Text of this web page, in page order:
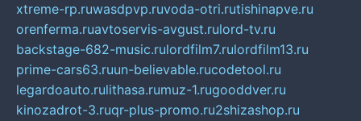
xtreme-rp.ruwasdpvp.ruvoda-otri.rutishinapve.ru
orenferma.ruavtoservis-avgust.rulord-tv.ru
backstage-682-music.rulordfilm7.rulordfilm13.ru
prime-cars63.ruun-believable.rucodetool.ru
legardoauto.rulithasa.rumuz-1.rugooddver.ru
kinozadrot-3.ruqr-plus-promo.ru2shizashop.ru